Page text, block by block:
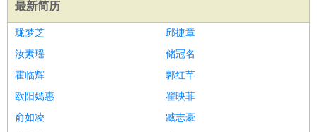
最新简历
珑梦芝
邱捷章
汝素瑶
储冠名
霍临辉
郭红芊
欧阳嫣惠
翟映菲
俞如凌
臧志豪